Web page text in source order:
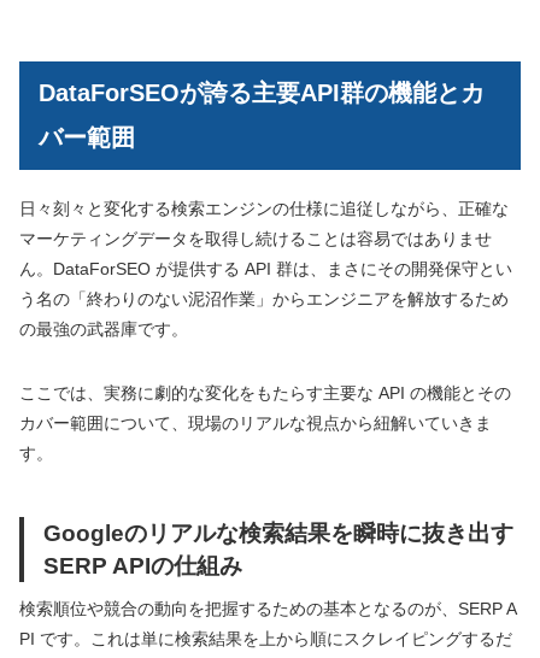
DataForSEOが誇る主要API群の機能とカ
バー範囲
日々刻々と変化する検索エンジンの仕様に追従しながら、正確な
マーケティングデータを取得し続けることは容易ではありませ
ん。DataForSEO が提供する API 群は、まさにその開発保守とい
う名の「終わりのない泥沼作業」からエンジニアを解放するため
の最強の武器庫です。
ここでは、実務に劇的な変化をもたらす主要な API の機能とその
カバー範囲について、現場のリアルな視点から紐解いていきま
す。
Googleのリアルな検索結果を瞬時に抜き出す
SERP APIの仕組み
検索順位や競合の動向を把握するための基本となるのが、SERP A
PI です。これは単に検索結果を上から順にスクレイピングするだ